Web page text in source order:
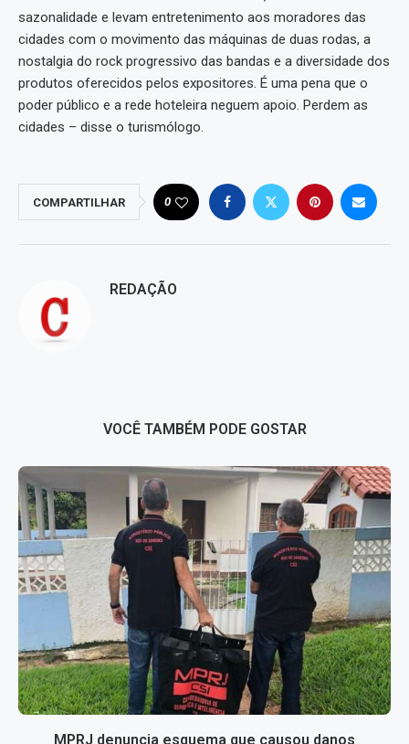
sazonalidade e levam entretenimento aos moradores das
cidades com o movimento das máquinas de duas rodas, a
nostalgia do rock progressivo das bandas e a diversidade dos
produtos oferecidos pelos expositores. É uma pena que o
poder público e a rede hoteleira neguem apoio. Perdem as
cidades – disse o turismólogo.
COMPARTILHAR 0
REDAÇÃO
VOCÊ TAMBÉM PODE GOSTAR
MPRJ denuncia esquema que causou danos